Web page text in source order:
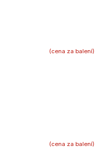
(cena za balení)
(cena za balení)